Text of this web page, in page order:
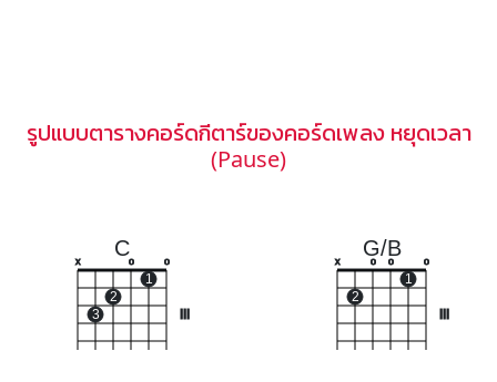
รูปแบบตารางคอร์ดกีตาร์ของคอร์ดเพลง หยุดเวลา
(Pause)
C
x
3
2
o
1
o
G/B
x
2
o o
1
o